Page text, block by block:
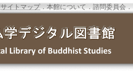
サイトマップ．本館について ．諮問委員会 ．